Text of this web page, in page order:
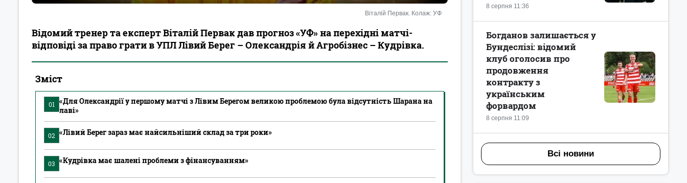
Віталій Первак. Колаж: УФ
Відомий тренер та експерт Віталій Первак дав прогноз «УФ» на перехідні матчі-
відповіді за право грати в УПЛ Лівий Берег – Олександрія й Агробізнес – Кудрівка.
Зміст
01
«Для Олександрії у першому матчі з Лівим Берегом великою проблемою була відсутність Шарана на
лаві»
02 «Лівий Берег зараз має найсильніший склад за три роки»
03 «Кудрівка має шалені проблеми з фінансуванням»
8 серпня 11:36
8 серпня 11:09
Богданов залишається у
Бундеслізі: відомий
клуб оголосив про
продовження
контракту з
українським
форвардом
Всі новини